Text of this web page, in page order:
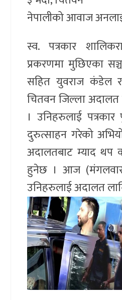
नेपालीको आवाज
स्व. पत्रकार
प्रकरणमा मुछिएका
सहित युवराज कंडेल र
चितवन जिल्ला
। उनिहरुलाई
दुरुत्साहन गरेको
अदालतबाट म्याद थप
हुनेछ । आज
उनिहरुलाई अदालत